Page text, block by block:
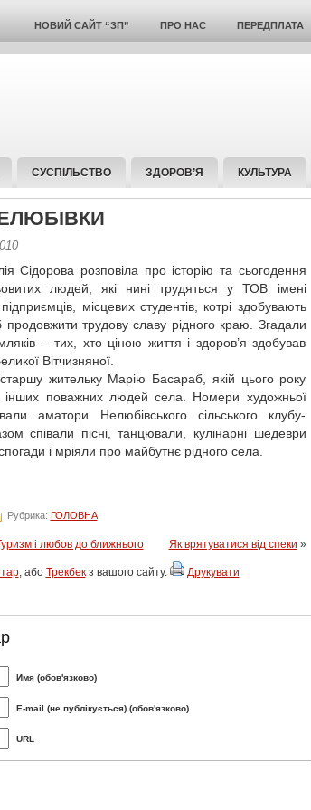
НОВИЙ САЙТ “ЗП” ПРО НАС ПЕРЕДПЛАТА
СУСПІЛЬСТВО ЗДОРОВ’Я КУЛЬТУРА
Сідорова розповіла про історію та сьогодення
людей, які нині трудяться у ТОВ імені
місцевих студентів, котрі здобувають
продовжити трудову славу рідного краю. Згадали
– тих, хто ціною життя і здоров’я здобував
Вітчизняної.
жительку Марію Басараб, якій цього року
інших поважних людей села. Номери художньої
аматори Нелюбівського сільського клубу-
співали пісні, танцювали, кулінарні шедеври
і мріяли про майбутнє рідного села.
Рубрика: ГОЛОВНА
і любов до ближнього Як врятуватися від спеки »
, або Трекбекз вашого сайту. Друкувати
Имя (обов'язково)
E-mail (не публікується) (обов'язково)
URL